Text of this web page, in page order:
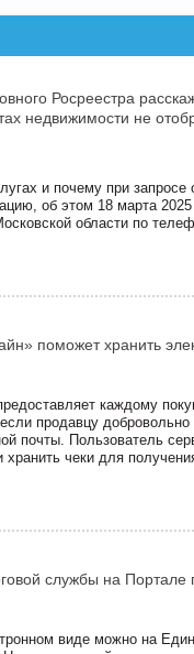
Росреестра
недвижимости не
и почему при запросе
об этом 18 марта 2025
области по
поможет хранить
каждому
продавцу
почты. Пользователь
хранить чеки для
службы на Портале
виде можно на